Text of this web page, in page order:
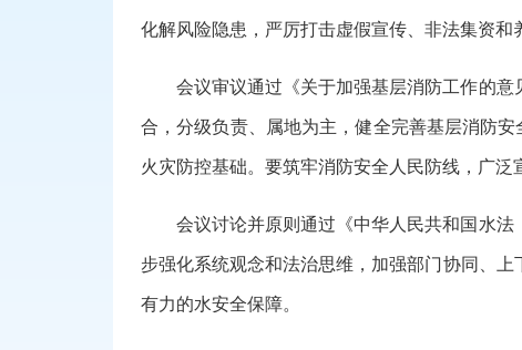
化解风险隐患，严厉打击虚假宣传、非法集资和
会议审议通过《关于加强基层消防工作的
合，分级负责、属地为主，健全完善基层消防
火灾防控基础。要筑牢消防安全人民防线，广
会议讨论并原则通过《中华人民共和国水
步强化系统观念和法治思维，加强部门协同、
有力的水安全保障。